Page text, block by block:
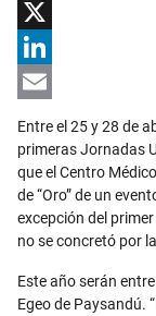
Facebook
X
LinkedIn
Entre el 25 y 28 de
primeras Jornadas
que el Centro
de “Oro” de un
excepción del
no se concretó por
Este año serán
Egeo de Paysandú.